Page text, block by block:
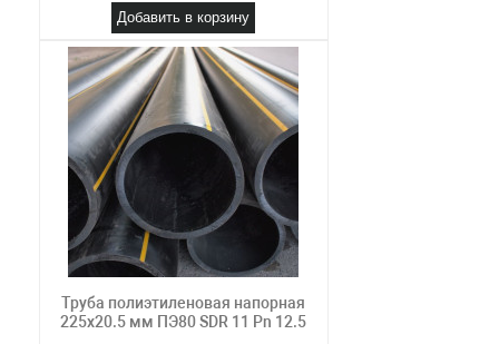
Добавить в корзину
Труба полиэтиленовая напорная
225х20.5 мм ПЭ80 SDR 11 Pn 12.5